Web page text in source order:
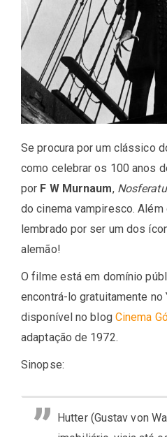
Se procura por um clássico
como celebrar os 100 anos
por F W Murnaum, Nosferatu
do cinema vampiresco.
lembrado por ser um dos
alemão!
O filme está em domínio
encontrá-lo gratuitamente no
disponível no blog Cinema
adaptação de 1972.
Sinopse:
Hutter (Gustav von